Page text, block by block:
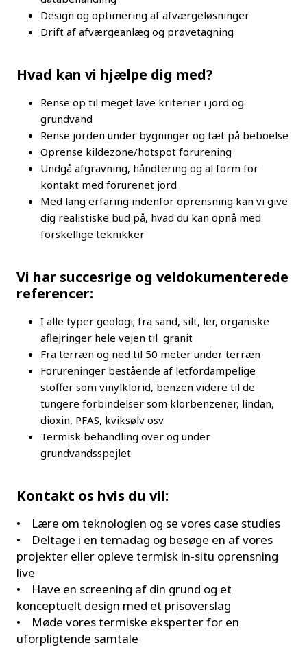
Design og optimering af afværgeløsninger
Drift af afværgeanlæg og prøvetagning
Hvad kan vi hjælpe dig med?
Rense op til meget lave kriterier i jord og
grundvand
Rense jorden under bygninger og tæt på beboelse
Oprense kildezone/hotspot forurening
Undgå afgravning, håndtering og al form for
kontakt med forurenet jord
Med lang erfaring indenfor oprensning kan vi give
dig realistiske bud på, hvad du kan opnå med
forskellige teknikker
Vi har succesrige og veldokumenterede
referencer:
I alle typer geologi; fra sand, silt, ler, organiske
aflejringer hele vejen til granit
Fra terræn og ned til 50 meter under terræn
Forureninger bestående af letfordampelige
stoffer som vinylklorid, benzen videre til de
tungere forbindelser som klorbenzener, lindan,
dioxin, PFAS, kviksølv osv.
Termisk behandling over og under
grundvandsspejlet
Kontakt os hvis du vil:
• Lære om teknologien og se vores case studies
• Deltage i en temadag og besøge en af vores
projekter eller opleve termisk in-situ oprensning
live
• Have en screening af din grund og et
konceptuelt design med et prisoverslag
• Møde vores termiske eksperter for en
uforpligtende samtale